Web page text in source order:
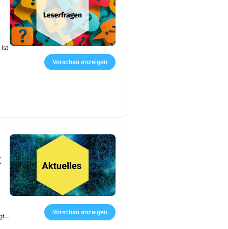
Ist
Vorschau anzeigen
Vorschau anzeigen